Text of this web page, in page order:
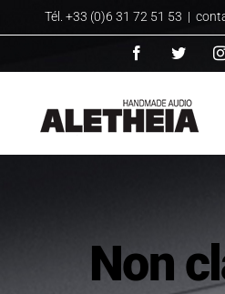
au
Tél. +33 (0)6 31 72 51 53 |
FacebookTwitter
Non